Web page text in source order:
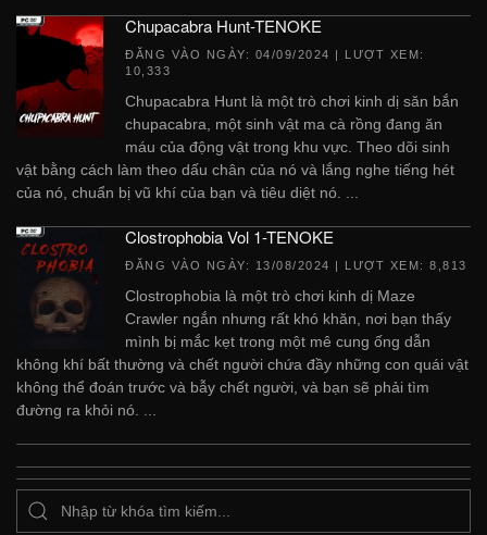
Chupacabra Hunt-TENOKE
ĐĂNG VÀO NGÀY: 04/09/2024 | LƯỢT XEM:
10,333
Chupacabra Hunt là một trò chơi kinh dị săn bắn
chupacabra, một sinh vật ma cà rồng đang ăn
máu của động vật trong khu vực. Theo dõi sinh
vật bằng cách làm theo dấu chân của nó và lắng nghe tiếng hét
của nó, chuẩn bị vũ khí của bạn và tiêu diệt nó. ...
Clostrophobia Vol 1-TENOKE
ĐĂNG VÀO NGÀY: 13/08/2024 | LƯỢT XEM: 8,813
Clostrophobia là một trò chơi kinh dị Maze
Crawler ngắn nhưng rất khó khăn, nơi bạn thấy
mình bị mắc kẹt trong một mê cung ống dẫn
không khí bất thường và chết người chứa đầy những con quái vật
không thể đoán trước và bẫy chết người, và bạn sẽ phải tìm
đường ra khỏi nó. ...